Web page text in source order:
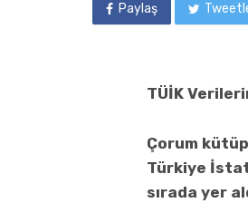
Paylaş
TÜİK
Çorum
Türkiye
sırada yer